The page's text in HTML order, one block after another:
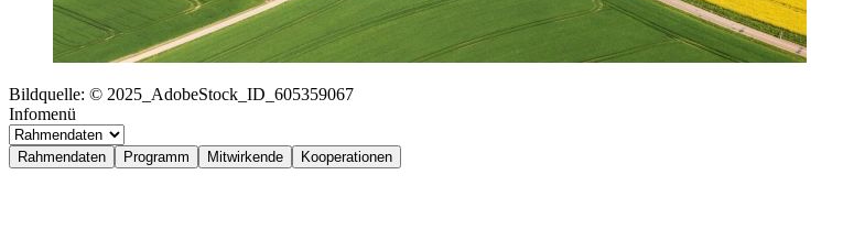
Bildquelle: © 2025_AdobeStock_ID_605359067
Infomenü
Rahmendaten Programm Mitwirkende Kooperationen